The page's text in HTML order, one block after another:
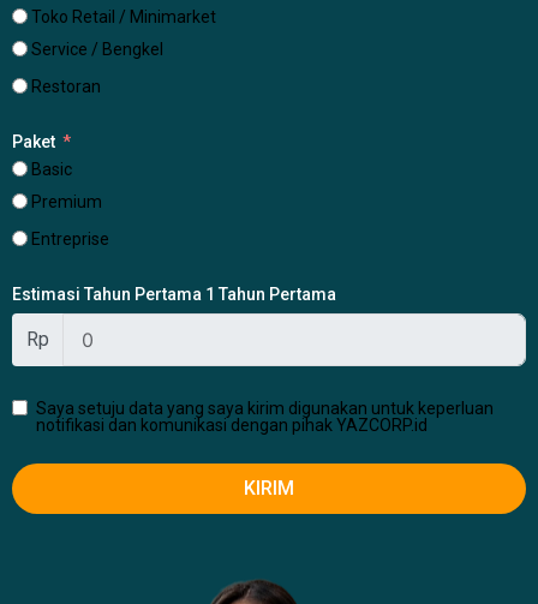
Toko Retail / Minimarket
Service / Bengkel
Restoran
Paket
Basic
Premium
Entreprise
Estimasi Tahun Pertama 1 Tahun Pertama
Rp
Saya setuju data yang saya kirim digunakan untuk keperluan
notifikasi dan komunikasi dengan pihak YAZCORP.id
KIRIM